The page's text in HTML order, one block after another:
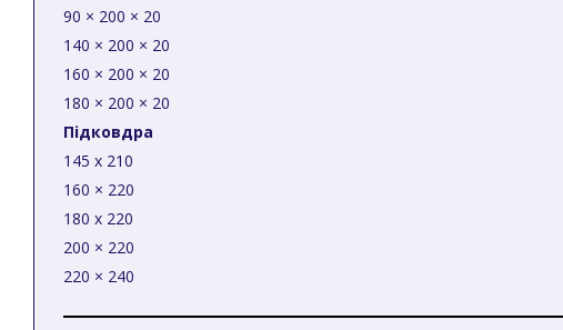
90 × 200 × 20
140 × 200 × 20
160 × 200 × 20
180 × 200 × 20
Підковдра
145 x 210
160 × 220
180 x 220
200 × 220
220 × 240